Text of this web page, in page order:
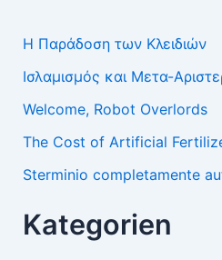
Η Παράδοση των Κλειδιών
Ισλαμισμός και Μετα-
Welcome, Robot Overlords
The Cost of Artificial
Sterminio completamente
Kategorien